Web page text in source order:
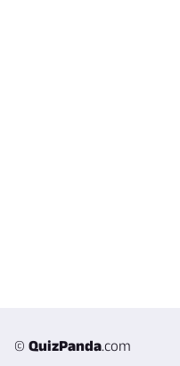
© QuizPanda.com